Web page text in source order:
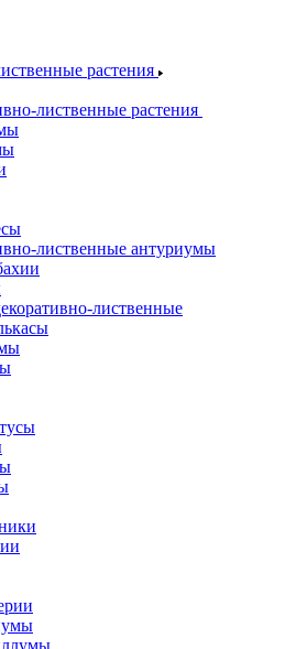
растения
лиственные растения
лиственные антуриумы
лиственные